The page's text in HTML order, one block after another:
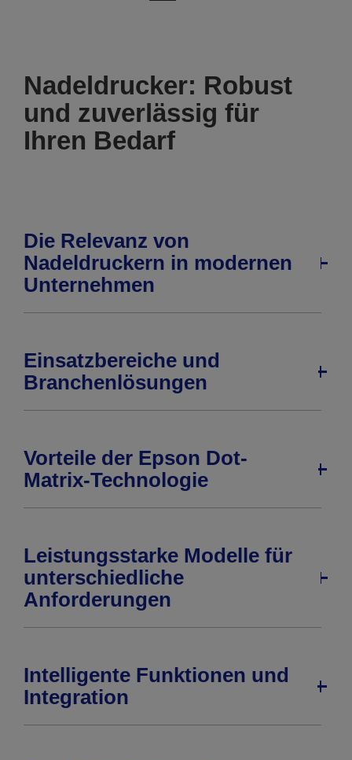
Nadeldrucker: Robust
und zuverlässig für
Ihren Bedarf
Die Relevanz von
Nadeldruckern in modernen
Unternehmen
Einsatzbereiche und
Branchenlösungen
Vorteile der Epson Dot-
Matrix-Technologie
Leistungsstarke Modelle für
unterschiedliche
Anforderungen
Intelligente Funktionen und
Integration